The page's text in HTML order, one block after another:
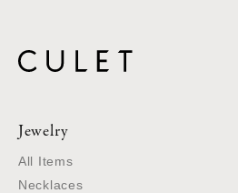
Jewelry
All Items
Necklaces